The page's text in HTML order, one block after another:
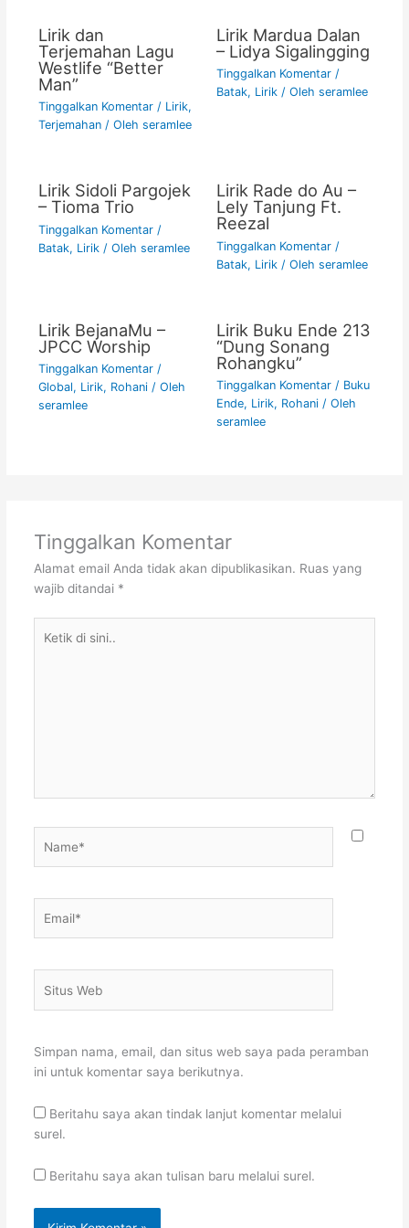
Lirik dan
Terjemahan Lagu
Westlife “Better
Man”
Tinggalkan Komentar / Lirik,
Terjemahan/ Oleh seramlee
Lirik Mardua Dalan
– Lidya Sigalingging
Tinggalkan Komentar /
Batak, Lirik/ Oleh seramlee
Lirik Sidoli Pargojek
– Tioma Trio
Tinggalkan Komentar /
Batak, Lirik/ Oleh seramlee
Lirik Rade do Au –
Lely Tanjung Ft.
Reezal
Tinggalkan Komentar /
Batak, Lirik/ Oleh seramlee
Lirik BejanaMu –
JPCC Worship
Tinggalkan Komentar /
Global, Lirik, Rohani/ Oleh
seramlee
Lirik Buku Ende 213
“Dung Sonang
Rohangku”
Tinggalkan Komentar / Buku
Ende, Lirik, Rohani/ Oleh
seramlee
Tinggalkan Komentar
Alamat email Anda tidak akan dipublikasikan. Ruas yang
wajib ditandai *
Web
Simpan nama, email, dan situs web saya pada peramban
ini untuk komentar saya berikutnya.
Beritahu saya akan tindak lanjut komentar melalui
surel.
Beritahu saya akan tulisan baru melalui surel.